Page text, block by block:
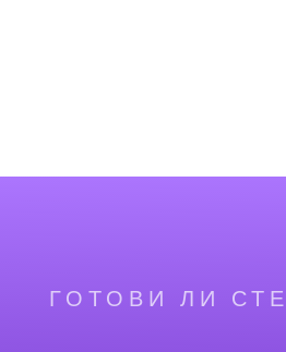
ГОТОВИ ЛИ СТЕ